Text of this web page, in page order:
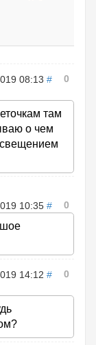
08:13 # 0
там
о чем
10:35 # 0
14:12 # 0